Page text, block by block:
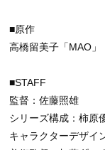
■原作
高橋留美子「MAO」
■STAFF
監督：佐藤照雄
シリーズ構成：柿原
キャラクターデザイ